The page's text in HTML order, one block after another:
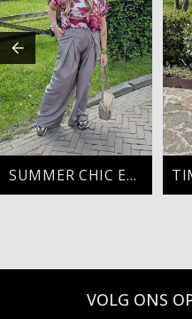
SUMMER CHIC ESSENTIALS
VOLG ONS